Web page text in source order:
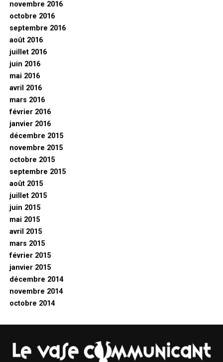
novembre 2016
octobre 2016
septembre 2016
août 2016
juillet 2016
juin 2016
mai 2016
avril 2016
mars 2016
février 2016
janvier 2016
décembre 2015
novembre 2015
octobre 2015
septembre 2015
août 2015
juillet 2015
juin 2015
mai 2015
avril 2015
mars 2015
février 2015
janvier 2015
décembre 2014
novembre 2014
octobre 2014